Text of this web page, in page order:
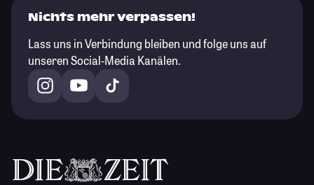
Nichts mehr verpassen!
Lass uns in Verbindung bleiben und folge uns auf
unseren Social-Media Kanälen.